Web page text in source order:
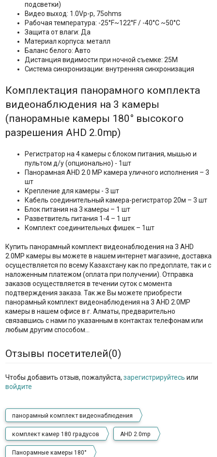
подсветки)
Видео выход: 1.0Vp-p, 75ohms
Рабочая температура: -25°F~122°F / -40°C ~50°C
Защита от влаги: Да
Материал корпуса: металл
Баланс белого: Авто
Дистанция видимости при ночной съемке: 25M
Система синхронизации: внутренняя синхронизация
Комплектация панорамного комплекта
видеонаблюдения на 3 камеры
(панорамные камеры 180° высокого
разрешения AHD 2.0mp)
Регистратор на 4 камеры с блоком питания, мышью и
пультом д/у (опционально) - 1шт
Панорамная AHD 2.0 MP камера уличного исполнения – 3
шт
Крепление для камеры - 3 шт
Кабель соединительный камера-регистратор 20м – 3 шт
Блок питания на 3 камеры – 1 шт
Разветвитель питания 1-4 – 1 шт
Комплект соединительных фишек – 1шт
Купить панорамный комплект видеонаблюдения на 3 AHD
2.0MP камеры вы можете в нашем интернет магазине, доставка
осуществляется по всему Казахстану как по предоплате, так и с
наложенным платежом (оплата при получении). Отправка
заказов осуществляется в течении суток с момента
подтверждения заказа. Так же Вы можете приобрести
панорамный комплект видеонаблюдения на 3 AHD 2.0MP
камеры в нашем офисе в г. Алматы, предварительно
связавшись с нами по указанным в контактах телефонам или
любым другим способом…
Отзывы посетителей(0)
Чтобы добавить отзыв, пожалуйста, зарегистрируйтесь или
войдите
панорамный комплект видеонаблюдения
комплект камер 180 градусов AHD 2.0mp
Панорамные камеры 180°